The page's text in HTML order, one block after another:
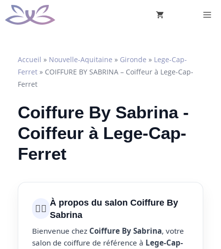
Aller
au
Accueil » Nouvelle-Aquitaine » Gironde » Lege-Cap-
Ferret » COIFFURE BY SABRINA – Coiffeur à Lege-Cap-
Ferret
Coiffure By Sabrina -
Coiffeur à Lege-Cap-
Ferret
💇‍♀️ À propos du salon Coiffure By
Sabrina
Bienvenue chez Coiffure By Sabrina, votre
salon de coiffure de référence à Lege-Cap-